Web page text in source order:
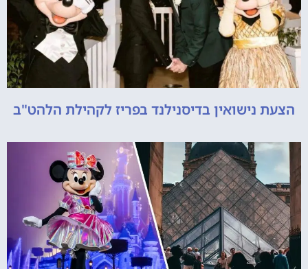
הצעת נישואין בדיסנילנד בפריז לקהילת הלהט"ב